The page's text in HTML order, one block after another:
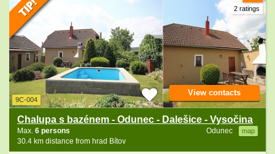
2 ratings
9C-004
Chalupa s bazénem - Odunec - Dalešice - Vysočina
Odunec map
Max. 6 persons
30.4 km distance from hrad Bítov
View contacts